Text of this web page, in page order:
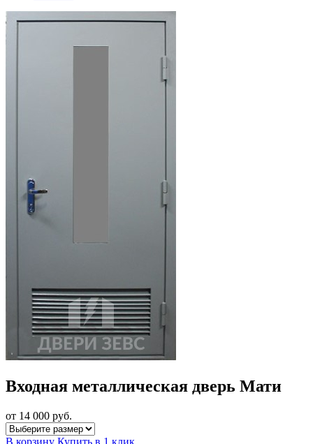
Входная металлическая дверь Мати
от 14 000 руб.
В корзину Купить в 1 клик